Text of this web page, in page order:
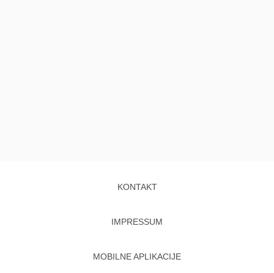
KONTAKT
IMPRESSUM
MOBILNE APLIKACIJE